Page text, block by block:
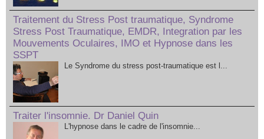
Traitement du Stress Post traumatique, Syndrome
Stress Post Traumatique, EMDR, Integration par les
Mouvements Oculaires, IMO et Hypnose dans les
SSPT
Le Syndrome du stress post-traumatique est l...
Traiter l'insomnie. Dr Daniel Quin
L'hypnose dans le cadre de l'insomnie...